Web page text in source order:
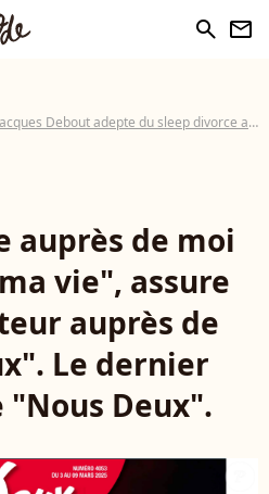
search newsletter
adepte du sleep divorce avec Chantal Goya depuis presque 60 ans, une pratique décriée par une professionnelle
auprès de moi
vie", assure
auprès de
Le dernier
"Nous Deux".